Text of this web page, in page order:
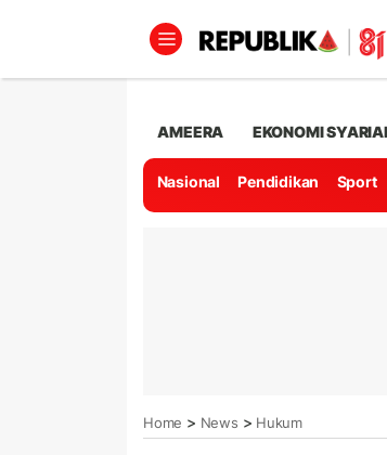
AMEERA EKONOMI
Nasional Pendidikan Sport
Home > News > Hukum